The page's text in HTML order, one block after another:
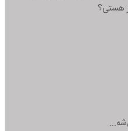
هستی؟